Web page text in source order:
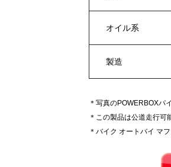
オイル系
製造
＊写真のPOWERBOXパ
＊この製品は公道走行可
＊バイク オートバイ マ